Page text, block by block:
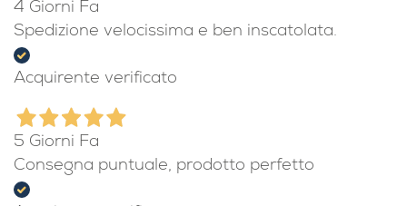
4 Giorni Fa
Spedizione velocissima e ben inscatolata.
Acquirente verificato
5 Giorni Fa
Consegna puntuale, prodotto perfetto